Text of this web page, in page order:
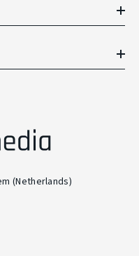
(Netherlands)